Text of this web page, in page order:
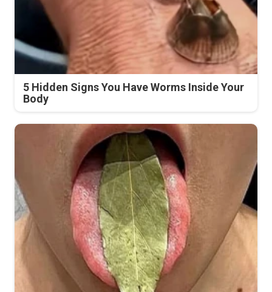
5 Hidden Signs You Have Worms Inside Your
Body